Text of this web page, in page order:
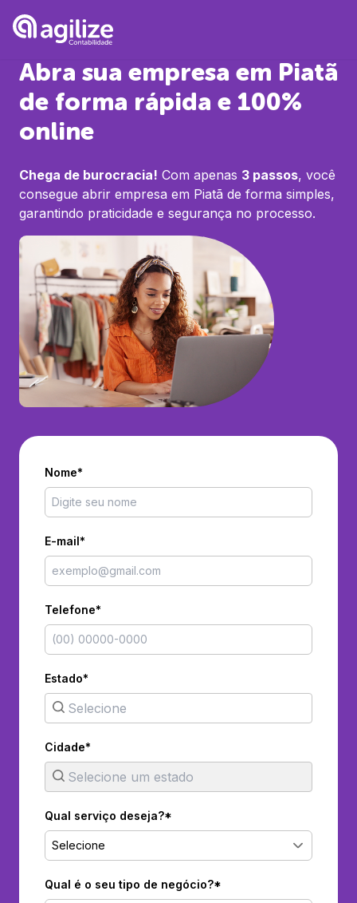
Abra sua empresa em Piatã
de forma rápida e 100%
online
Chega de burocracia! Com apenas 3 passos, você
consegue abrir empresa em Piatã de forma simples,
garantindo praticidade e segurança no processo.
Nome*
E-mail*
Telefone*
Estado*
Cidade*
Qual serviço deseja?*
Selecione
Qual é o seu tipo de negócio?*